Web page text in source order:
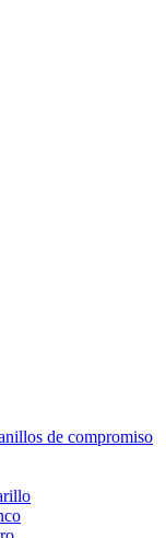
de compromiso